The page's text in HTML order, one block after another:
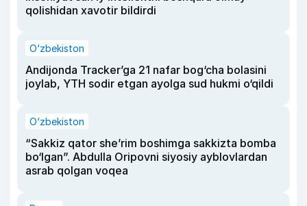
qolishidan xavotir bildirdi
O‘zbekiston
Andijonda Tracker’ga 21 nafar bog‘cha bolasini
joylab, YTH sodir etgan ayolga sud hukmi o‘qildi
O‘zbekiston
“Sakkiz qator she’rim boshimga sakkizta bomba
bo‘lgan”. Abdulla Oripovni siyosiy ayblovlardan
asrab qolgan voqea